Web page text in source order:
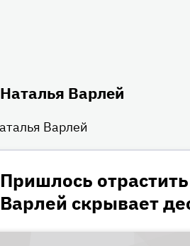
Наталья Варлей
Пришлось
Варлей скрывает